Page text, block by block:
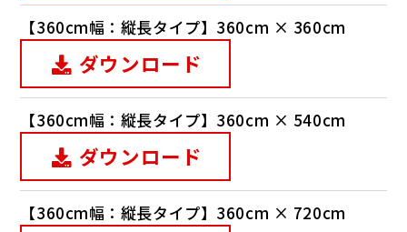
【360cm幅：縦長タイプ】360cm × 360cm
ダウンロード
【360cm幅：縦長タイプ】360cm × 540cm
ダウンロード
【360cm幅：縦長タイプ】360cm × 720cm